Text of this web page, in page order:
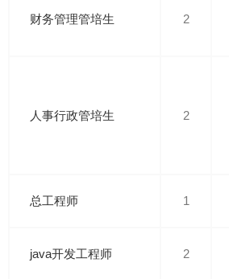
财务管理管培生 2
人事行政管培生 2
总工程师 1
java开发工程师 2